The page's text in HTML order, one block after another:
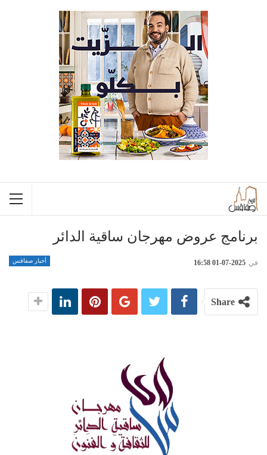
برنامج عروض مهرجان ساقية الدائر
أخبار صفاقس في 2025-07-01 16:58
Share